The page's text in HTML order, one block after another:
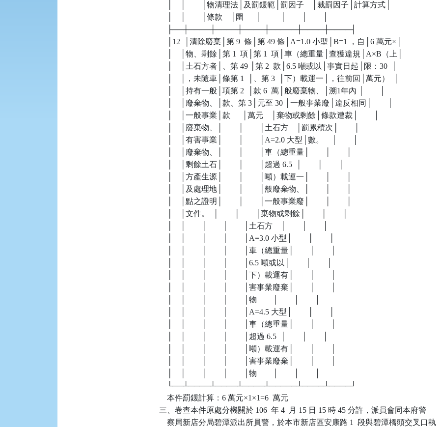
    │    │        │物清理法│及罰鍰範│罰因子    │裁罰因子│計算方式│
    │    │        │條款    │圍      │          │        │        │
    ├──┼────┼────┼────┼─────┼────┼────┤
    │12  │清除廢棄│第 9  條│第 49 條│A=1.0 小型│B=1 ，自│6 萬元×│
    │    │物、剩餘│第 1  項│第 1  項│車（總重量│查獲違規│A×B（上│
    │    │土石方者│、第 49 │第 2  款│6.5 噸或以│事實日起│限：30  │
    │    │，未隨車│條第 1  │、第 3  │下）載運一│，往前回│萬元）  │
    │    │持有一般│項第 2  │款 6  萬│般廢棄物、│溯1年內 │        │
    │    │廢棄物、│款、第 3│元至 30 │一般事業廢│違反相同│        │
    │    │一般事業│款      │萬元    │棄物或剩餘│條款遭裁│        │
    │    │廢棄物、│        │        │土石方    │罰累積次│        │
    │    │有害事業│        │        │A=2.0 大型│數。    │        │
    │    │廢棄物、│        │        │車（總重量│        │        │
    │    │剩餘土石│        │        │超過 6.5  │        │        │
    │    │方產生源│        │        │噸）載運一│        │        │
    │    │及處理地│        │        │般廢棄物、│        │        │
    │    │點之證明│        │        │一般事業廢│        │        │
    │    │文件。  │        │        │棄物或剩餘│        │        │
    │    │        │        │        │土石方    │        │        │
    │    │        │        │        │A=3.0 小型│        │        │
    │    │        │        │        │車（總重量│        │        │
    │    │        │        │        │6.5 噸或以│        │        │
    │    │        │        │        │下）載運有│        │        │
    │    │        │        │        │害事業廢棄│        │        │
    │    │        │        │        │物        │        │        │
    │    │        │        │        │A=4.5 大型│        │        │
    │    │        │        │        │車（總重量│        │        │
    │    │        │        │        │超過 6.5  │        │        │
    │    │        │        │        │噸）載運有│        │        │
    │    │        │        │        │害事業廢棄│        │        │
    │    │        │        │        │物        │        │        │
    └──┴────┴────┴────┴─────┴────┴────┘
    本件罰鍰計算：6 萬元×1×1=6  萬元
三、卷查本件原處分機關於 106  年 4  月 15 日 15 時 45 分許，派員會同本府警
    察局新店分局碧潭派出所員警，於本市新店區安康路 1  段與碧潭橋頭交叉口執